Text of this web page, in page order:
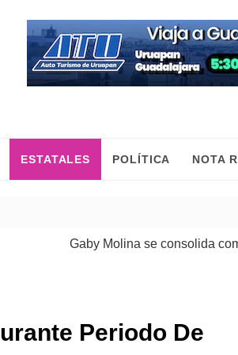
ESTATALES POLÍTICA NOTA
Gaby Molina se consolida como la
Periodo De